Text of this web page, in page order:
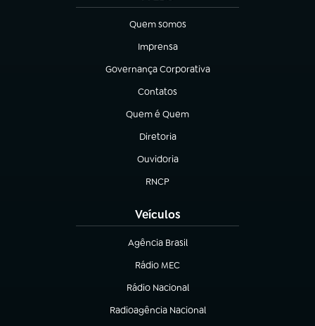
Quem somos
(abre em nova aba)
Imprensa
(abre em nova aba)
Governança Corporativa
(abre em nova aba)
Contatos
(abre em nova aba)
Quem é Quem
(abre em nova aba)
Diretoria
(abre em nova aba)
Ouvidoria
(abre em nova aba)
RNCP
(abre em nova aba)
Veículos
Agência Brasil
(abre em nova aba)
Rádio MEC
(abre em nova aba)
Rádio Nacional
Radioagência Nacional
(abre em nova aba)